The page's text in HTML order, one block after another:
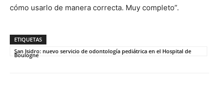
cómo usarlo de manera correcta. Muy completo”.
ETIQUETAS
San Isidro: nuevo servicio de odontología pediátrica en el Hospital de
Boulogne